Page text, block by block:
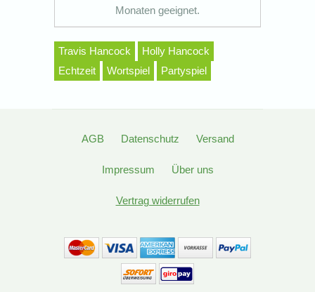
Monaten geeignet.
Travis Hancock
Holly Hancock
Echtzeit
Wortspiel Partyspiel
AGB Datenschutz Versand
Impressum Über uns
Vertrag widerrufen